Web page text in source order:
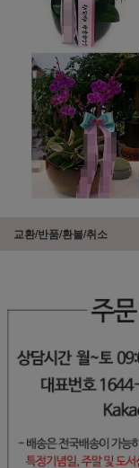
교환/반품/환불/취소